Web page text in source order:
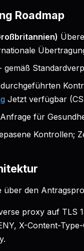
Roadmap
gemäß
Jetzt verfügbar
für
Kontrollen;
über den
proxy auf TLS
X-Content-